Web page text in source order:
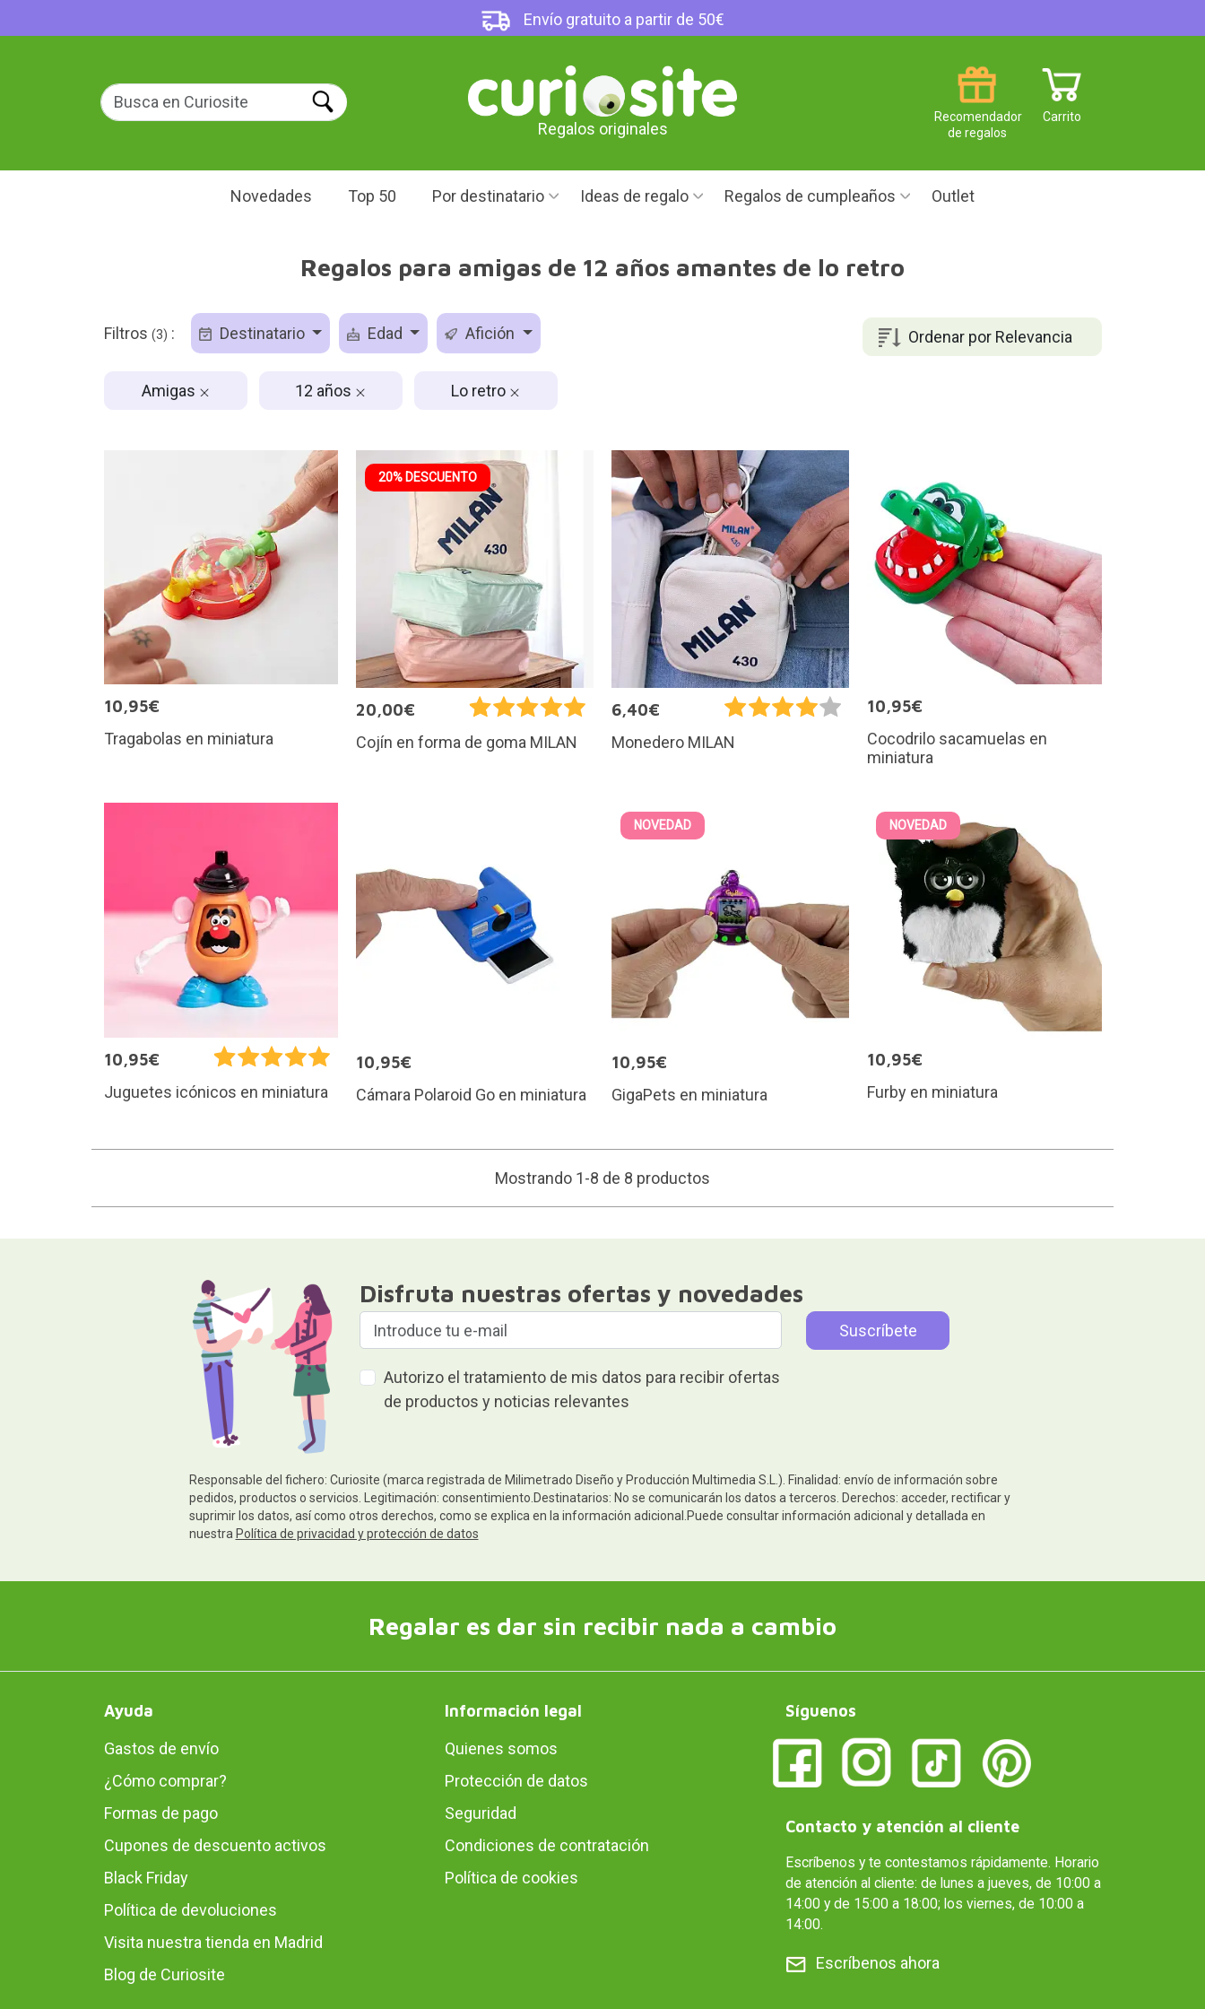
Envío gratuito a partir de 50€
Regalos originales
Carrito
Recomendador
de regalos
Novedades Top 50 Por destinatario Ideas de regalo Regalos de cumpleaños Outlet
Regalos para amigas de 12 años amantes de lo retro
Ordenar por Relevancia
Filtros (3) : Destinatario Edad Afición
Amigas 12 años Lo retro
10,95€
Tragabolas en miniatura
20% DESCUENTO
20,00€
Cojín en forma de goma MILAN
6,40€
Monedero MILAN
10,95€
Cocodrilo sacamuelas en
miniatura
10,95€
Juguetes icónicos en miniatura
10,95€
Cámara Polaroid Go en miniatura
NOVEDAD
10,95€
GigaPets en miniatura
NOVEDAD
10,95€
Furby en miniatura
Mostrando 1-8 de 8 productos
Disfruta nuestras ofertas y novedades
Autorizo el tratamiento de mis datos para recibir ofertas
de productos y noticias relevantes
Responsable del fichero: Curiosite (marca registrada de Milimetrado Diseño y Producción Multimedia S.L.). Finalidad: envío de información sobre
pedidos, productos o servicios. Legitimación: consentimiento.Destinatarios: No se comunicarán los datos a terceros. Derechos: acceder, rectificar y
suprimir los datos, así como otros derechos, como se explica en la información adicional.Puede consultar información adicional y detallada en
nuestra Política de privacidad y protección de datos
Regalar es dar sin recibir nada a cambio
Ayuda
Gastos de envío
¿Cómo comprar?
Formas de pago
Cupones de descuento activos
Black Friday
Política de devoluciones
Visita nuestra tienda en Madrid
Blog de Curiosite
Información legal
Quienes somos
Protección de datos
Seguridad
Condiciones de contratación
Política de cookies
Síguenos
Contacto y atención al cliente
Escríbenos y te contestamos rápidamente. Horario
de atención al cliente: de lunes a jueves, de 10:00 a
14:00 y de 15:00 a 18:00; los viernes, de 10:00 a
14:00.
Escríbenos ahora